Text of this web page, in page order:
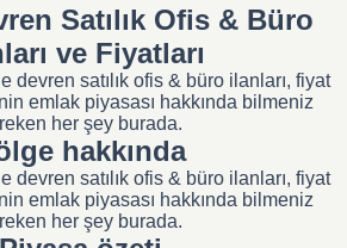
Satılık Ofis & Büro
ve Fiyatları
devren satılık ofis & büro ilanları, fiyat
emlak piyasası hakkında bilmeniz
her şey burada.
hakkında
devren satılık ofis & büro ilanları, fiyat
emlak piyasası hakkında bilmeniz
her şey burada.